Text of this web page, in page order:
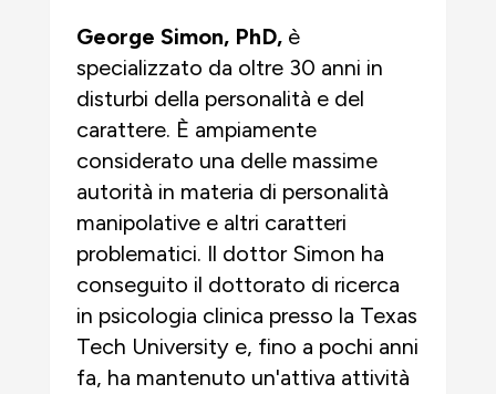
George Simon, PhD, è
specializzato da oltre 30 anni in
disturbi della personalità e del
carattere. È ampiamente
considerato una delle massime
autorità in materia di personalità
manipolative e altri caratteri
problematici. Il dottor Simon ha
conseguito il dottorato di ricerca
in psicologia clinica presso la Texas
Tech University e, fino a pochi anni
fa, ha mantenuto un'attiva attività